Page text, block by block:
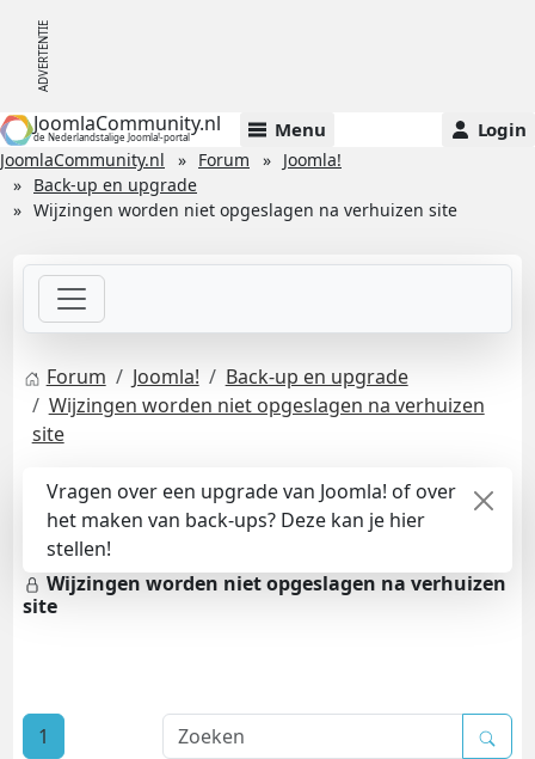
JoomlaCommunity.nl
de Nederlandstalige Joomla!-portal Menu Login
JoomlaCommunity.nl Forum
Joomla!
Back-up en upgrade
Wijzingen worden niet opgeslagen na verhuizen site
Forum Joomla!
Back-up en upgrade
Wijzingen worden niet opgeslagen na verhuizen
site
Vragen over een upgrade van Joomla! of over
het maken van back-ups? Deze kan je hier
stellen!
Wijzingen worden niet opgeslagen na verhuizen
site
1